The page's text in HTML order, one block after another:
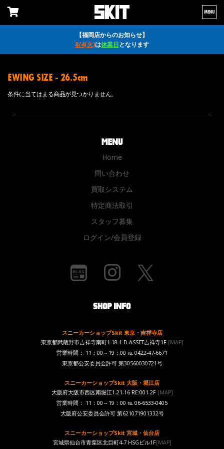
【福岡店からのお知らせ】
8/4(火)は休業日となります
MENU
EWING SIZE - 26.5cm
条件に当てはまる商品が見つかりません。
Home
問い合わせ
買取システム
特定商法取引
スタッフ募集
ログイン/会員登録
スニーカーショップSkit 東京・吉祥寺店
東京都武蔵野市吉祥寺南町1-18-1 D-ASSET吉祥寺1F [MAP]
営業時間： 11：00～19：00 ℡ 0422-47-6671
東京都公安委員会許可 第30560030721号
スニーカーショップSkit 大阪・堀江店
大阪府大阪市西区南堀江1-21-16 RE:001 2F[MAP]
営業時間： 11：00～19：00 ℡ 06-6533-0405
大阪府公安委員会許可 第621071901332号
スニーカーショップSkit 宮城・仙台店
宮城県仙台市青葉区北目町4-7 HSGビル1F[MAP]